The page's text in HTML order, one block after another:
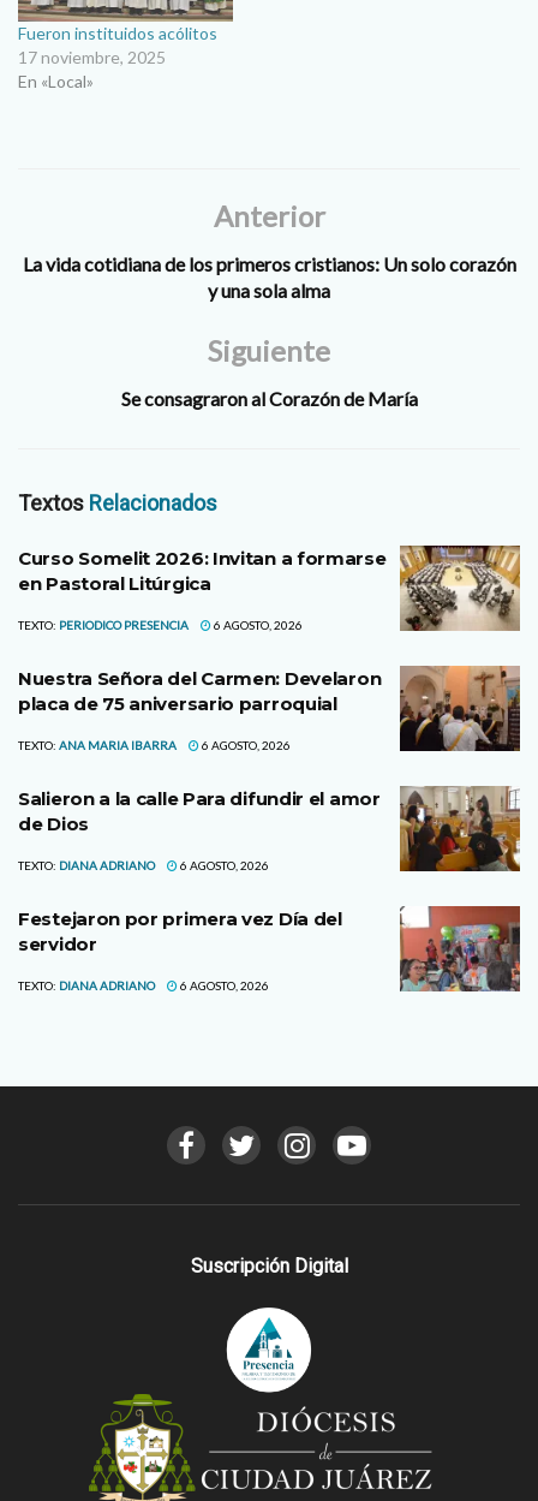
Fueron instituidos acólitos
17 noviembre, 2025
En «Local»
Anterior
La vida cotidiana de los primeros cristianos: Un solo corazón
y una sola alma
Siguiente
Se consagraron al Corazón de María
Textos Relacionados
Curso Somelit 2026: Invitan a formarse
en Pastoral Litúrgica
TEXTO: PERIODICO PRESENCIA 6 AGOSTO, 2026
Nuestra Señora del Carmen: Develaron
placa de 75 aniversario parroquial
TEXTO: ANA MARIA IBARRA 6 AGOSTO, 2026
Salieron a la calle Para difundir el amor
de Dios
TEXTO: DIANA ADRIANO 6 AGOSTO, 2026
Festejaron por primera vez Día del
servidor
TEXTO: DIANA ADRIANO 6 AGOSTO, 2026
Suscripción Digital